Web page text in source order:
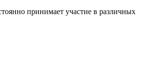
принимает участие в различных